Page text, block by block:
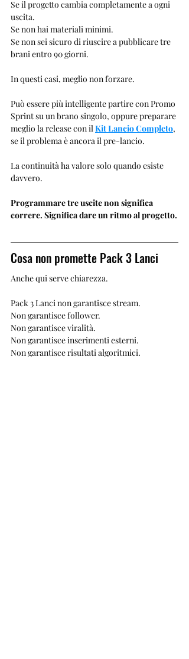
Se il progetto cambia completamente a ogni
uscita.
Se non hai materiali minimi.
Se non sei sicuro di riuscire a pubblicare tre
brani entro 90 giorni.
In questi casi, meglio non forzare.
Può essere più intelligente partire con Promo
Sprint su un brano singolo, oppure preparare
meglio la release con il Kit Lancio Completo,
se il problema è ancora il pre-lancio.
La continuità ha valore solo quando esiste
davvero.
Programmare tre uscite non significa
correre. Significa dare un ritmo al progetto.
Cosa non promette Pack 3 Lanci
Anche qui serve chiarezza.
Pack 3 Lanci non garantisce stream.
Non garantisce follower.
Non garantisce viralità.
Non garantisce inserimenti esterni.
Non garantisce risultati algoritmici.